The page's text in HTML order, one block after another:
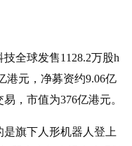
全球发售1128.2万股h
港元，净募资约9.06亿
，市值为376亿港元。
旗下人形机器人登上